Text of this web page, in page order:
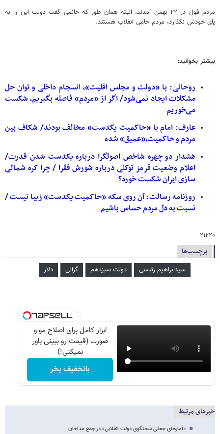
مردم فول در ۲۲ بهمن آمدند، البته همان طور که خانمی گفت دولت این را به
پای خودش نگذارد، مردم حامی انقلاب هستند.
بیشتر بخوانید:
روحانی: با «دولت و مجلس اقلیت»، انسجام داخلی و توان حل
مشکلات ایجاد نمی‌شود/ اگر از «مردم» فاصله بگیریم، شکست
می‌خوریم
عارف: امام با «حاکمیت یکدست» مخالف بودند/ شکاف بین
مردم و حاکمیت،«عمیق» شده
هشدار دو چهره شاخص اصولگرا درباره یکدست شدن قدرت/
اعلام وضعیت قرمز توکلی درباره شورش فقرا / چرا کره شمالی
سازی ایران شکست خورد؟
روزنامه رسالت: آن روی سکه «حاکمیت یکدست» زیبا نیست /
نسبت به دل مردم حساس باشیم
۲۱۲۲۰
برچسب‌ها
سیدابراهیم رئیسی دولت سیزدهم گرانی دلار
ابزار کامل برای اصلاح مو و
صورت (قیمت رو ببینی باور
نمیکنی!)
باتخفیف بخر
خبرهای مرتبط
«آمارهای جعلی سخنگوی دولت انقلابی‌» در جمع مداحان